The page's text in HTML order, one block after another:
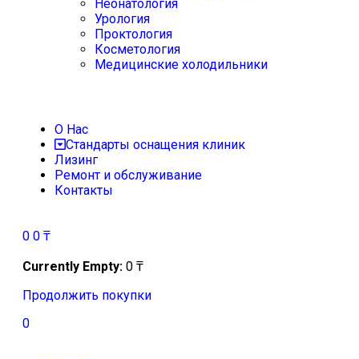
Неонатология
Урология
Проктология
Косметология
Медицинские холодильники
О Нас
Стандарты оснащения клиник
Лизинг
Ремонт и обслуживание
Контакты
0 0 ₸
Currently Empty: 0 ₸
Продолжить покупки
0